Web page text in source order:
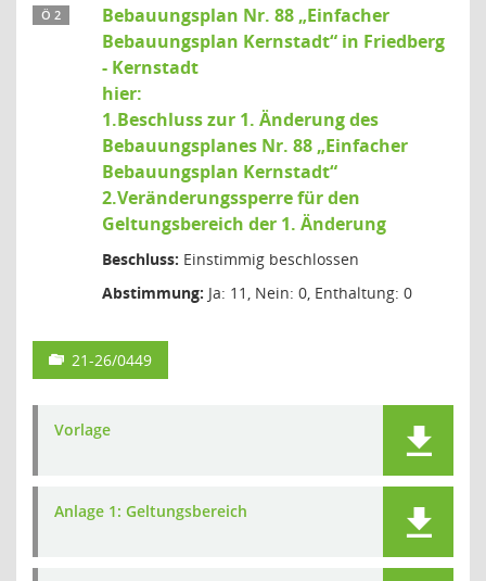
Ö 2
Bebauungsplan Nr. 88 „Einfacher
Bebauungsplan Kernstadt“ in Friedberg
- Kernstadt
hier:
1.Beschluss zur 1. Änderung des
Bebauungsplanes Nr. 88 „Einfacher
Bebauungsplan Kernstadt“
2.Veränderungssperre für den
Geltungsbereich der 1. Änderung
Beschluss: Einstimmig beschlossen
Abstimmung: Ja: 11, Nein: 0, Enthaltung: 0
21-26/0449
Vorlage
Anlage 1: Geltungsbereich